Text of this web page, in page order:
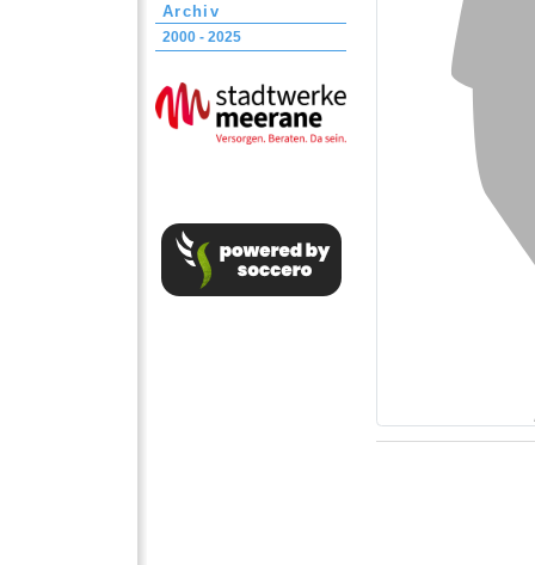
Archiv
2000 - 2025